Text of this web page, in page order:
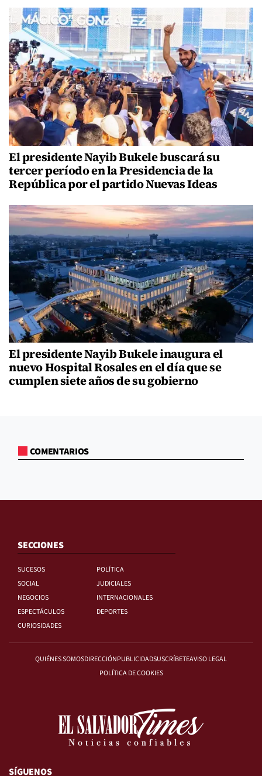
El presidente Nayib Bukele buscará su
tercer período en la Presidencia de la
República por el partido Nuevas Ideas
El presidente Nayib Bukele inaugura el
nuevo Hospital Rosales en el día que se
cumplen siete años de su gobierno
COMENTARIOS
SECCIONES
SUCESOS
POLÍTICA
SOCIAL
JUDICIALES
NEGOCIOS
INTERNACIONALES
ESPECTÁCULOS
DEPORTES
CURIOSIDADES
QUIÉNES SOMOSDIRECCIÓNPUBLICIDADSUSCRÍBETEAVISO LEGAL
POLÍTICA DE COOKIES
SÍGUENOS